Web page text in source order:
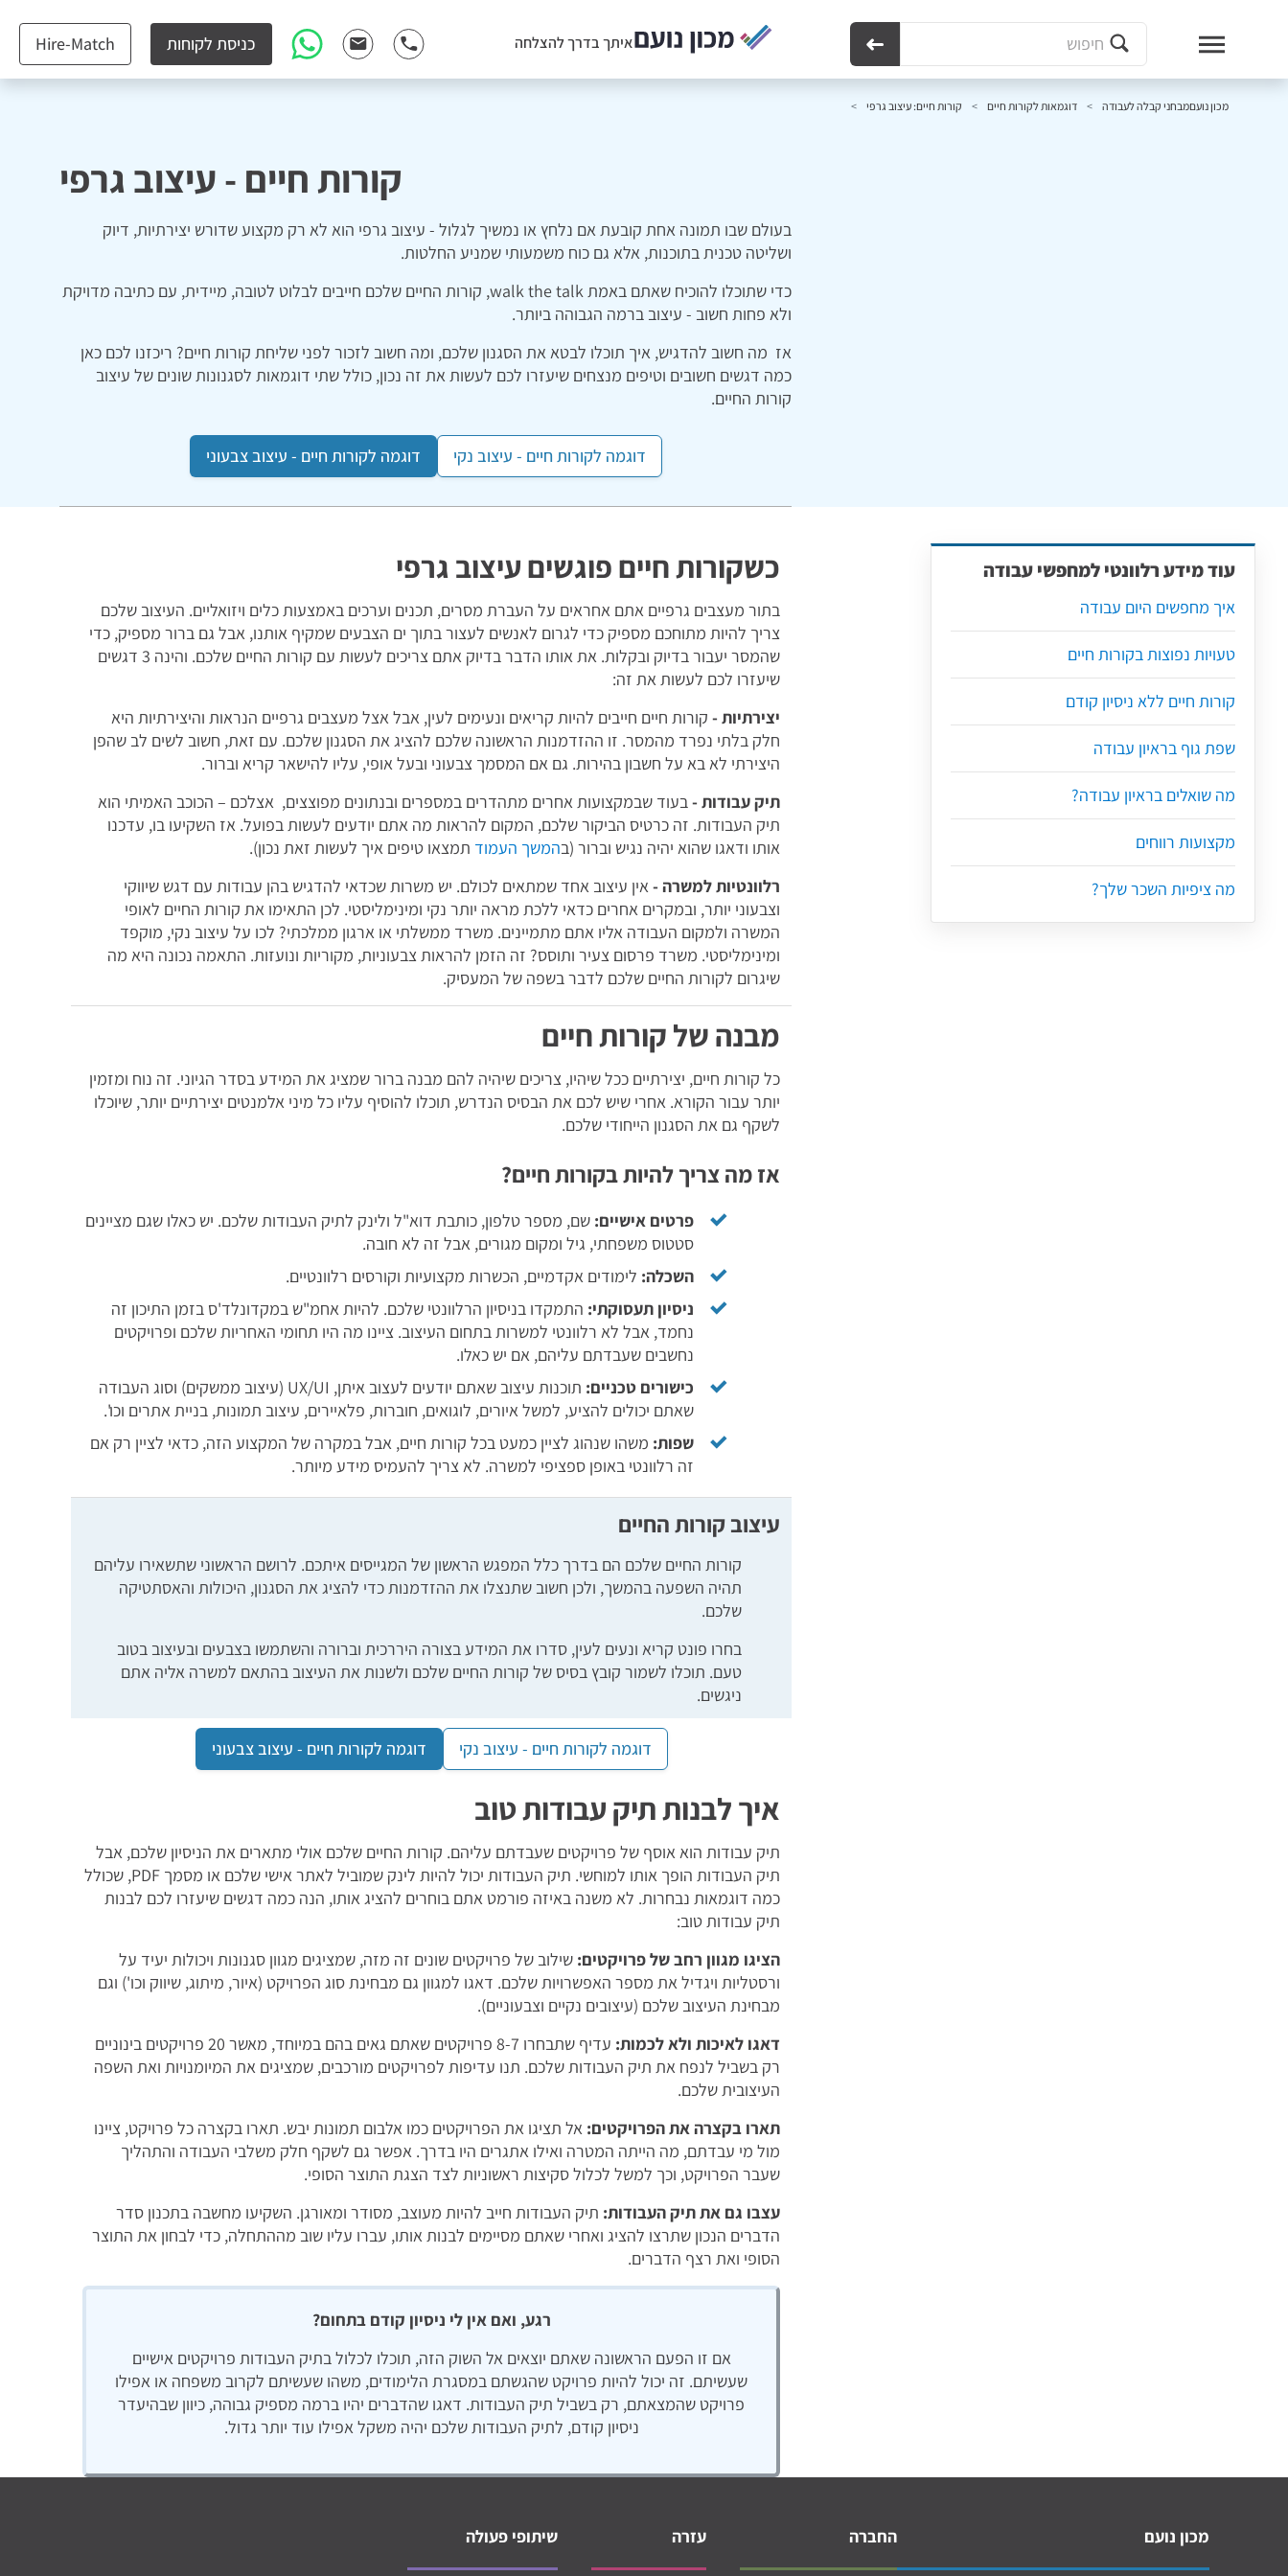
איתך בדרך להצלחה כניסת לקוחות Hire-Match
מכון נועםמבחני קבלה לעבודה דוגמאות לקורות חיים קורות חיים: עיצוב גרפי
קורות חיים - עיצוב גרפי
בעולם שבו תמונה אחת קובעת אם נלחץ או נמשיך לגלול - עיצוב גרפי הוא לא רק מקצוע שדורש יצירתיות, דיוק
ושליטה טכנית בתוכנות, אלא גם כוח משמעותי שמניע החלטות.
כדי שתוכלו להוכיח שאתם באמת walk the talk, קורות החיים שלכם חייבים לבלוט לטובה, מיידית, עם כתיבה מדויקת
ולא פחות חשוב - עיצוב ברמה הגבוהה ביותר.
אז מה חשוב להדגיש, איך תוכלו לבטא את הסגנון שלכם, ומה חשוב לזכור לפני שליחת קורות חיים? ריכזנו לכם כאן
כמה דגשים חשובים וטיפים מנצחים שיעזרו לכם לעשות את זה נכון, כולל שתי דוגמאות לסגנונות שונים של עיצוב
קורות החיים.
דוגמה לקורות חיים - עיצוב נקי דוגמה לקורות חיים - עיצוב צבעוני
כשקורות חיים פוגשים עיצוב גרפי
בתור מעצבים גרפיים אתם אחראים על העברת מסרים, תכנים וערכים באמצעות כלים ויזואליים. העיצוב שלכם
צריך להיות מתוחכם מספיק כדי לגרום לאנשים לעצור בתוך ים הצבעים שמקיף אותנו, אבל גם ברור מספיק, כדי
שהמסר יעבור בדיוק ובקלות. את אותו הדבר בדיוק אתם צריכים לעשות עם קורות החיים שלכם. והינה 3 דגשים
שיעזרו לכם לעשות את זה:
יצירתיות - קורות חיים חייבים להיות קריאים ונעימים לעין, אבל אצל מעצבים גרפיים הנראות והיצירתיות היא
חלק בלתי נפרד מהמסר. זו ההזדמנות הראשונה שלכם להציג את הסגנון שלכם. עם זאת, חשוב לשים לב שהפן
היצירתי לא בא על חשבון בהירות. גם אם המסמך צבעוני ובעל אופי, עליו להישאר קריא וברור.
תיק עבודות -בעוד שבמקצועות אחרים מתהדרים במספרים ובנתונים מפוצצים, אצלכם – הכוכב האמיתי הוא
תיק העבודות. זה כרטיס הביקור שלכם, המקום להראות מה אתם יודעים לעשות בפועל. אז השקיעו בו, עדכנו
אותו ודאגו שהוא יהיה נגיש וברור (בהמשך העמוד תמצאו טיפים איך לעשות זאת נכון).
רלוונטיות למשרה -אין עיצוב אחד שמתאים לכולם. יש משרות שכדאי להדגיש בהן עבודות עם דגש שיווקי
וצבעוני יותר, ובמקרים אחרים כדאי ללכת מראה יותר נקי ומינימליסטי. לכן התאימו את קורות החיים לאופי
המשרה ולמקום העבודה אליו אתם מתמיינים. משרד ממשלתי או ארגון ממלכתי? לכו על עיצוב נקי, מוקפד
ומינימליסטי. משרד פרסום צעיר ותוסס? זה הזמן להראות צבעוניות, מקוריות ונועזות. התאמה נכונה היא מה
שיגרום לקורות החיים שלכם לדבר בשפה של המעסיק.
מבנה של קורות חיים
כל קורות חיים, יצירתיים ככל שיהיו, צריכים שיהיה להם מבנה ברור שמציג את המידע בסדר הגיוני. זה נוח ומזמין
יותר עבור הקורא. אחרי שיש לכם את הבסיס הנדרש, תוכלו להוסיף עליו כל מיני אלמנטים יצירתיים יותר, שיוכלו
לשקף גם את הסגנון הייחודי שלכם.
אז מה צריך להיות בקורות חיים?
פרטים אישיים: שם, מספר טלפון, כותבת דוא"ל ולינק לתיק העבודות שלכם. יש כאלו שגם מציינים
סטטוס משפחתי, גיל ומקום מגורים, אבל זה לא חובה.
השכלה: לימודים אקדמיים, הכשרות מקצועיות וקורסים רלוונטיים.
ניסיון תעסוקתי: התמקדו בניסיון הרלוונטי שלכם. להיות אחמ"ש במקדונלד'ס בזמן התיכון זה
נחמד, אבל לא רלוונטי למשרות בתחום העיצוב. ציינו מה היו תחומי האחריות שלכם ופרויקטים
נחשבים שעבדתם עליהם, אם יש כאלו.
כישורים טכניים:
תוכנות עיצוב שאתם יודעים לעצוב איתן, UX/UI (עיצוב ממשקים) וסוג העבודה
שאתם יכולים להציע, למשל איורים, לוגואים, חוברות, פלאיירים, עיצוב תמונות, בניית אתרים וכו'.
שפות: משהו שנהוג לציין כמעט בכל קורות חיים, אבל במקרה של המקצוע הזה, כדאי לציין רק אם
זה רלוונטי באופן ספציפי למשרה. לא צריך להעמיס מידע מיותר.
עיצוב קורות החיים
קורות החיים שלכם הם בדרך כלל המפגש הראשון של המגייסים איתכם. לרושם הראשוני שתשאירו עליהם
תהיה השפעה בהמשך, ולכן חשוב שתנצלו את ההזדמנות כדי להציג את הסגנון, היכולות והאסתטיקה
שלכם.
בחרו פונט קריא ונעים לעין, סדרו את המידע בצורה היררכית וברורה והשתמשו בצבעים ובעיצוב בטוב
טעם. תוכלו לשמור קובץ בסיס של קורות החיים שלכם ולשנות את העיצוב בהתאם למשרה אליה אתם
ניגשים.
דוגמה לקורות חיים - עיצוב נקי דוגמה לקורות חיים - עיצוב צבעוני
איך לבנות תיק עבודות טוב
תיק עבודות הוא אוסף של פרויקטים שעבדתם עליהם. קורות החיים שלכם אולי מתארים את הניסיון שלכם, אבל
תיק העבודות הופך אותו למוחשי. תיק העבודות יכול להיות לינק שמוביל לאתר אישי שלכם או מסמך PDF, שכולל
כמה דוגמאות נבחרות. לא משנה באיזה פורמט אתם בוחרים להציג אותו, הנה כמה דגשים שיעזרו לכם לבנות
תיק עבודות טוב:
הציגו מגוון רחב של פרויקטים: שילוב של פרויקטים שונים זה מזה, שמציגים מגוון סגנונות ויכולות יעיד על
ורסטליות ויגדיל את מספר האפשרויות שלכם. דאגו למגוון גם מבחינת סוג הפרויקט (איור, מיתוג, שיווק וכו') וגם
מבחינת העיצוב שלכם (עיצובים נקיים וצבעוניים).
דאגו לאיכות ולא לכמות:
עדיף שתבחרו 8-7 פרויקטים שאתם גאים בהם במיוחד, מאשר 20 פרויקטים בינוניים
רק בשביל לנפח את תיק העבודות שלכם. תנו עדיפות לפרויקטים מורכבים, שמציגים את המיומנויות ואת השפה
העיצובית שלכם.
תארו בקצרה את הפרויקטים: אל תציגו את הפרויקטים כמו אלבום תמונות יבש. תארו בקצרה כל פרויקט, ציינו
מול מי עבדתם, מה הייתה המטרה ואילו אתגרים היו בדרך. אפשר גם לשקף חלק משלבי העבודה והתהליך
שעבר הפרויקט, וכך למשל לכלול סקיצות ראשוניות לצד הצגת התוצר הסופי.
עצבו גם את תיק העבודות: תיק העבודות חייב להיות מעוצב, מסודר ומאורגן. השקיעו מחשבה בתכנון סדר
הדברים הנכון שתרצו להציג ואחרי שאתם מסיימים לבנות אותו, עברו עליו שוב מההתחלה, כדי לבחון את התוצר
הסופי ואת רצף הדברים.
רגע, ואם אין לי ניסיון קודם בתחום?
אם זו הפעם הראשונה שאתם יוצאים אל השוק הזה, תוכלו לכלול בתיק העבודות פרויקטים אישיים
שעשיתם. זה יכול להיות פרויקט שהגשתם במסגרת הלימודים, משהו שעשיתם לקרוב משפחה או אפילו
פרויקט שהמצאתם, רק בשביל תיק העבודות. דאגו שהדברים יהיו ברמה מספיק גבוהה, כיוון שבהיעדר
ניסיון קודם, לתיק העבודות שלכם יהיה משקל אפילו עוד יותר גדול.
עוד מידע רלוונטי למחפשי עבודה
איך מחפשים היום עבודה
טעויות נפוצות בקורות חיים
קורות חיים ללא ניסיון קודם
שפת גוף בראיון עבודה
מה שואלים בראיון עבודה?
מקצועות רווחים
מה ציפיות השכר שלך?
מכון נועם החברה עזרה שיתופי פעולה